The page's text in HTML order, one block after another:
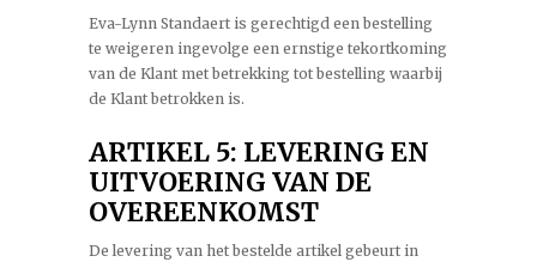
Eva-Lynn Standaert is gerechtigd een bestelling
te weigeren ingevolge een ernstige tekortkoming
van de Klant met betrekking tot bestelling waarbij
de Klant betrokken is.
ARTIKEL 5: LEVERING EN
UITVOERING VAN DE
OVEREENKOMST
De levering van het bestelde artikel gebeurt in